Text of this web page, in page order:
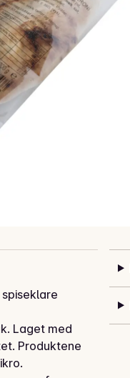
Laget med
Produktene